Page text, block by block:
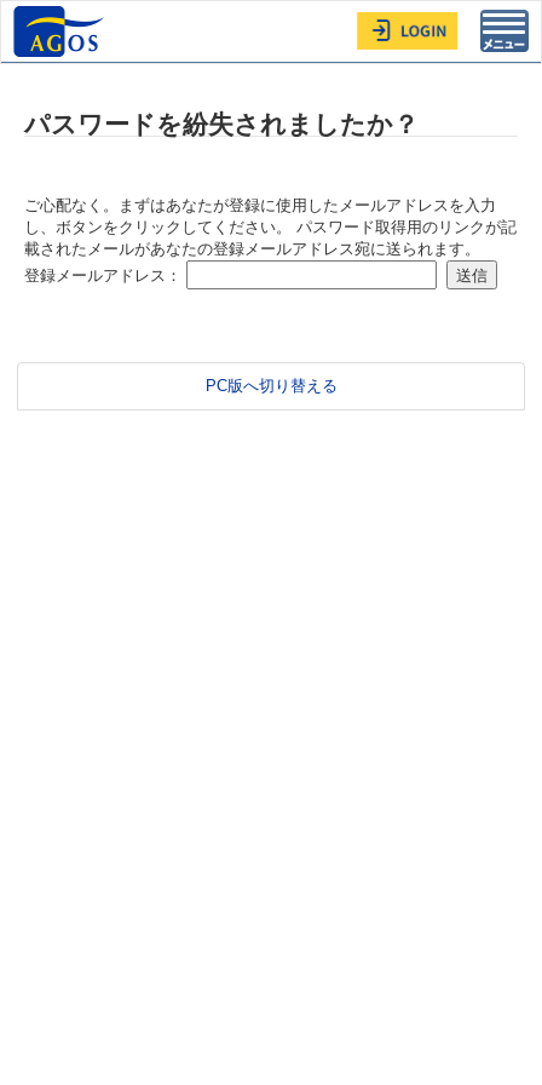
パスワードを紛失されましたか？
ご心配なく。まずはあなたが登録に使用したメールアドレスを入力
し、ボタンをクリックしてください。 パスワード取得用のリンクが記
載されたメールがあなたの登録メールアドレス宛に送られます。
登録メールアドレス：
PC版へ切り替える